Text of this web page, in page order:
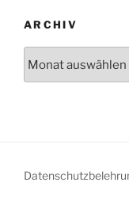
ARCHIV